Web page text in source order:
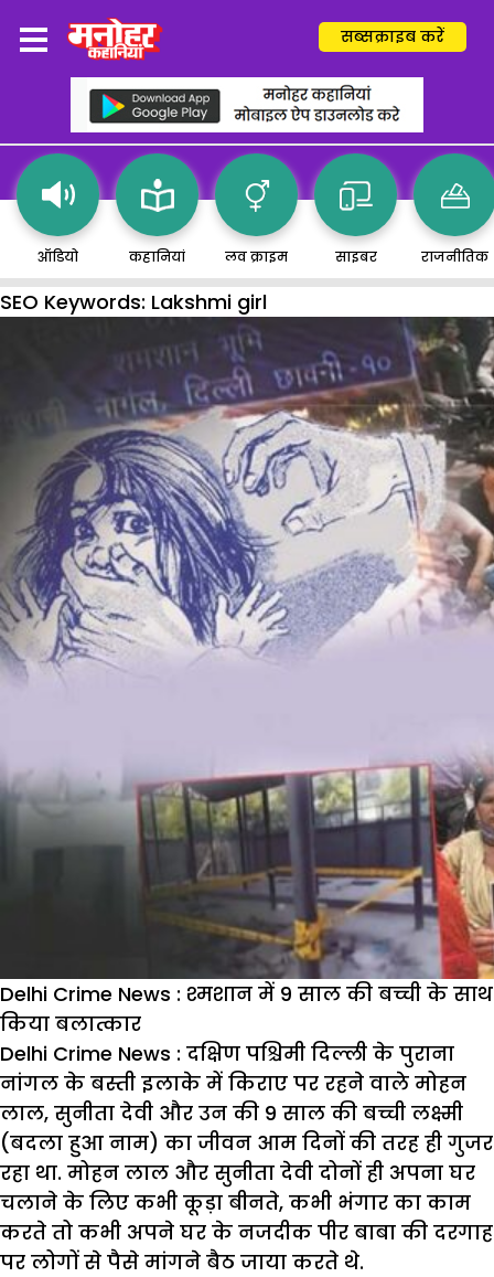
सब्सक्राइब करें
ऑडियो कहानियां लव क्राइम साइबर राजनीतिक
SEO Keywords: Lakshmi girl
Delhi Crime News : श्मशान में 9 साल की बच्ची के साथ
किया बलात्कार
Delhi Crime News : दक्षिण पश्चिमी दिल्ली के पुराना
नांगल के बस्ती इलाके में किराए पर रहने वाले मोहन
लाल, सुनीता देवी और उन की 9 साल की बच्ची लक्ष्मी
(बदला हुआ नाम) का जीवन आम दिनों की तरह ही गुजर
रहा था. मोहन लाल और सुनीता देवी दोनों ही अपना घर
चलाने के लिए कभी कूड़ा बीनते, कभी भंगार का काम
करते तो कभी अपने घर के नजदीक पीर बाबा की दरगाह
पर लोगों से पैसे मांगने बैठ जाया करते थे.